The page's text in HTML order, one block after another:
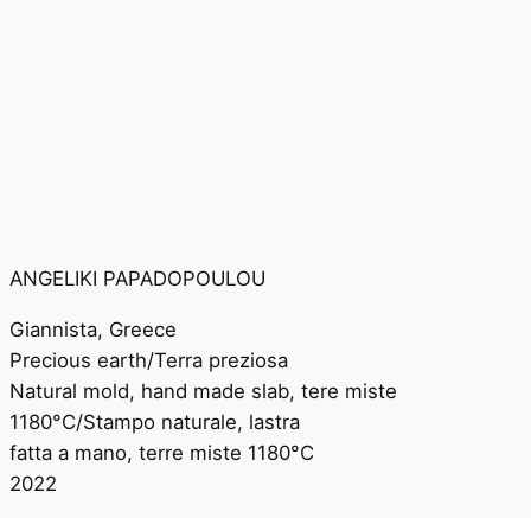
ANGELIKI PAPADOPOULOU
Giannista, Greece
Precious earth/Terra preziosa
Natural mold, hand made slab, tere miste
1180°C/Stampo naturale, lastra
fatta a mano, terre miste 1180°C
2022